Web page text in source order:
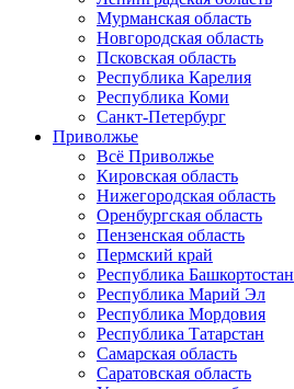
Мурманская область
Новгородская область
Псковская область
Республика Карелия
Республика Коми
Санкт-Петербург
Приволжье
Всё Приволжье
Кировская область
Нижегородская область
Оренбургская область
Пензенская область
Пермский край
Республика Башкортостан
Республика Марий Эл
Республика Мордовия
Республика Татарстан
Самарская область
Саратовская область